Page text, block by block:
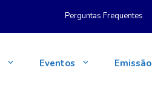
Perguntas Frequentes
Eventos Emissão